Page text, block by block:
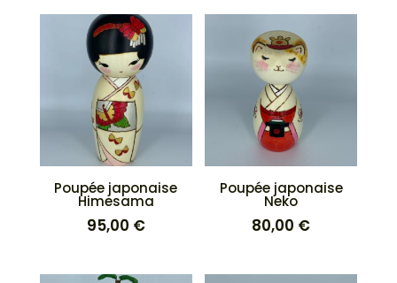
Poupée japonaise
Himesama
95,00 €
Poupée japonaise
Neko
80,00 €